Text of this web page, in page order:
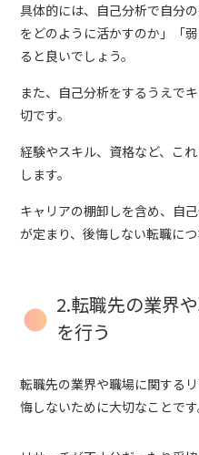
具体的には、自己分析で自分
をどのように活かすのか」「
ると良いでしょう。
また、自己分析をするうえで
切です。
経験やスキル、資格など、こ
します。
キャリアの棚卸しを含め、自
が定まり、後悔しない転職につ
2.転職先の業界
を行う
転職先の業界や職場に関する
悔しないために大切なことです